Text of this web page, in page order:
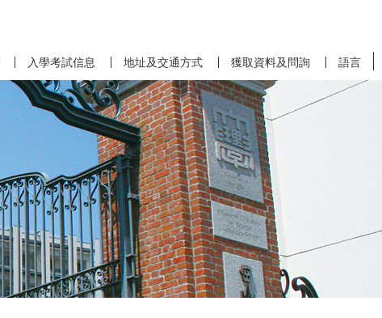
入學考試信息 地址及交通方式 獲取資料及問詢 語言